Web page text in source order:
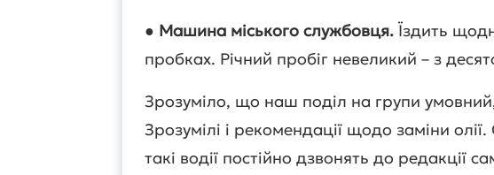
● Машина міського службовця. Їздить
пробках. Річний пробіг невеликий – з
Зрозуміло, що наш поділ на групи
Зрозумілі і рекомендації щодо заміни
такі водії постійно дзвонять до редакції